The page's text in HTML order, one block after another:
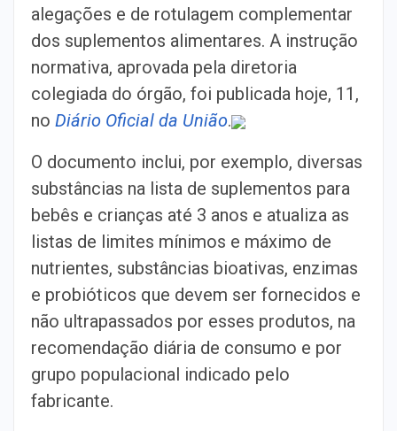
alegações e de rotulagem complementar
dos suplementos alimentares. A instrução
normativa, aprovada pela diretoria
colegiada do órgão, foi publicada hoje, 11,
no Diário Oficial da União.
O documento inclui, por exemplo, diversas
substâncias na lista de suplementos para
bebês e crianças até 3 anos e atualiza as
listas de limites mínimos e máximo de
nutrientes, substâncias bioativas, enzimas
e probióticos que devem ser fornecidos e
não ultrapassados por esses produtos, na
recomendação diária de consumo e por
grupo populacional indicado pelo
fabricante.